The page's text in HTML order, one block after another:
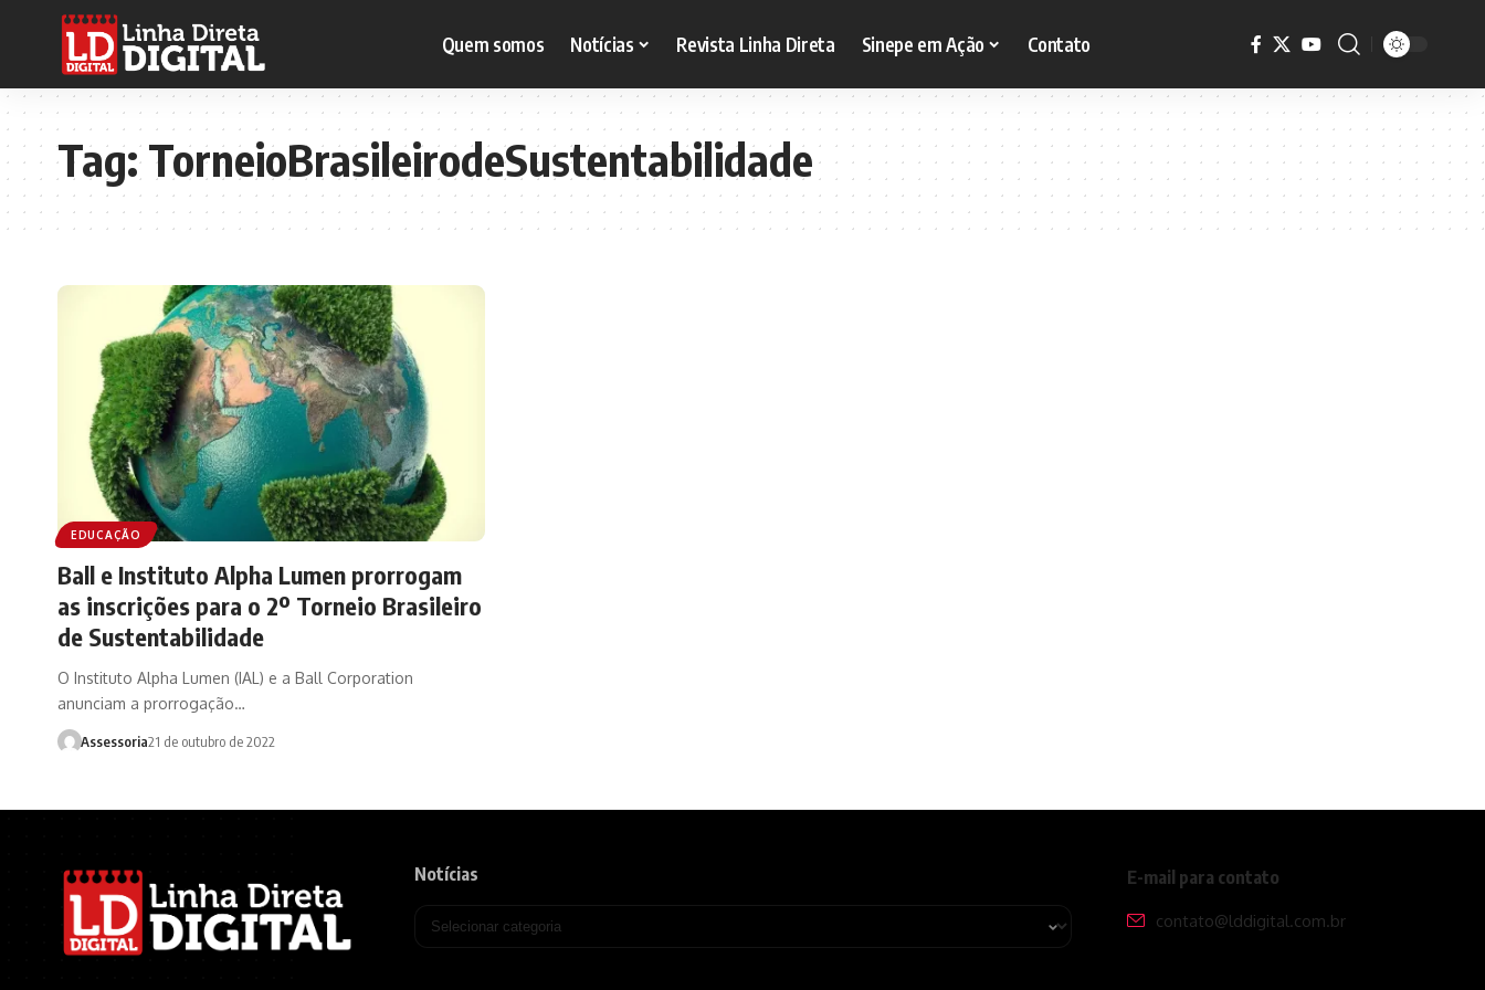
Quem somos Notícias Revista Linha Direta Sinepe em Ação Contato
Tag:TorneioBrasileirodeSustentabilidade
EDUCAÇÃO
Ball e Instituto Alpha Lumen prorrogam
as inscrições para o 2º Torneio Brasileiro
de Sustentabilidade
O Instituto Alpha Lumen (IAL) e a Ball Corporation
anunciam a prorrogação…
Assessoria21 de outubro de 2022
Notícias E-mail para contato
contato@lddigital.com.br